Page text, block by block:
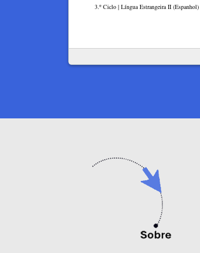
3.º Ciclo | Língua Estrangeira II (Espanhol)